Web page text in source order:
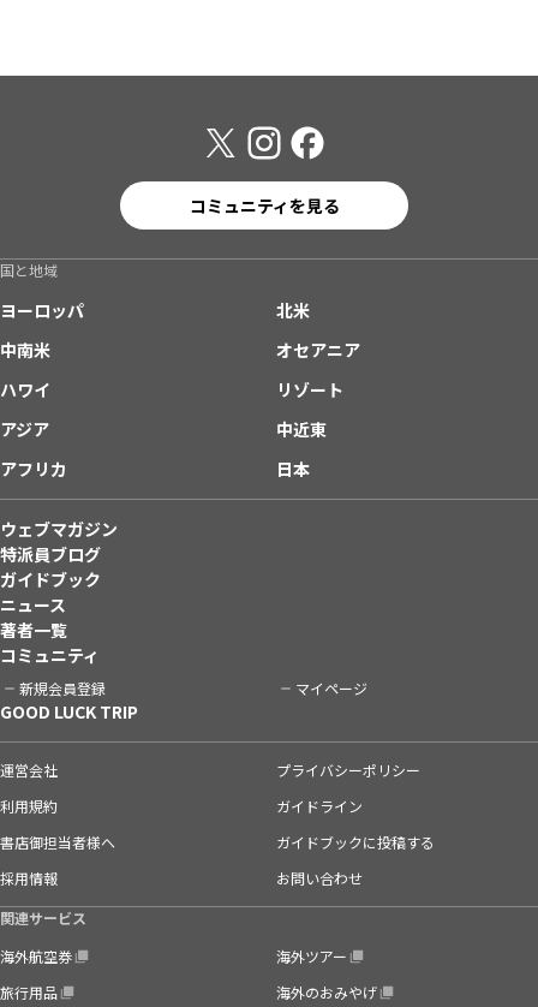
コミュニティを見る
国と地域
ヨーロッパ
北米
中南米
オセアニア
ハワイ
リゾート
アジア
中近東
アフリカ
日本
ウェブマガジン
特派員ブログ
ガイドブック
ニュース
著者一覧
コミュニティ
新規会員登録 マイページ
GOOD LUCK TRIP
運営会社
プライバシーポリシー
利用規約
ガイドライン
書店御担当者様へ
ガイドブックに投稿する
採用情報
お問い合わせ
関連サービス
海外航空券
海外ツアー
旅行用品
海外のおみやげ